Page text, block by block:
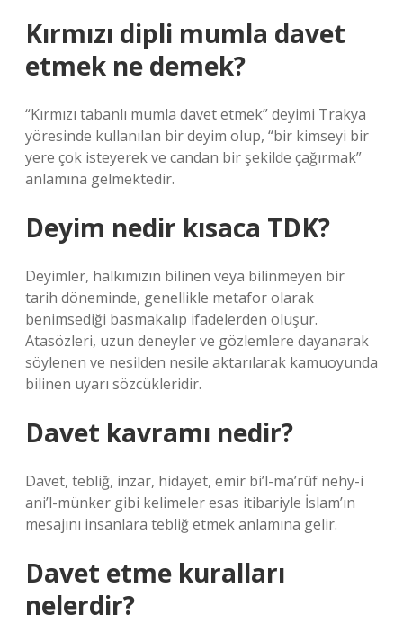
Kırmızı dipli mumla davet
etmek ne demek?
“Kırmızı tabanlı mumla davet etmek” deyimi Trakya
yöresinde kullanılan bir deyim olup, “bir kimseyi bir
yere çok isteyerek ve candan bir şekilde çağırmak”
anlamına gelmektedir.
Deyim nedir kısaca TDK?
Deyimler, halkımızın bilinen veya bilinmeyen bir
tarih döneminde, genellikle metafor olarak
benimsediği basmakalıp ifadelerden oluşur.
Atasözleri, uzun deneyler ve gözlemlere dayanarak
söylenen ve nesilden nesile aktarılarak kamuoyunda
bilinen uyarı sözcükleridir.
Davet kavramı nedir?
Davet, tebliğ, inzar, hidayet, emir bi’l-ma’rûf nehy-i
ani’l-münker gibi kelimeler esas itibariyle İslam’ın
mesajını insanlara tebliğ etmek anlamına gelir.
Davet etme kuralları
nelerdir?